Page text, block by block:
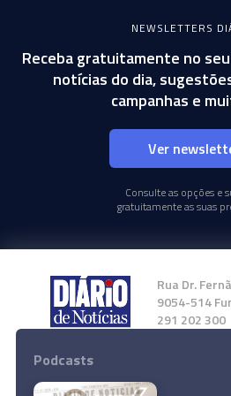
NEWSLETTERS
Receba gratuitamente no
notícias do dia,
campanhas e
Ver
Consulte as opções e
gratuitamente as suas
Rua Dr.
9054-514
291 202 300
Instale a nossa
Podcasts